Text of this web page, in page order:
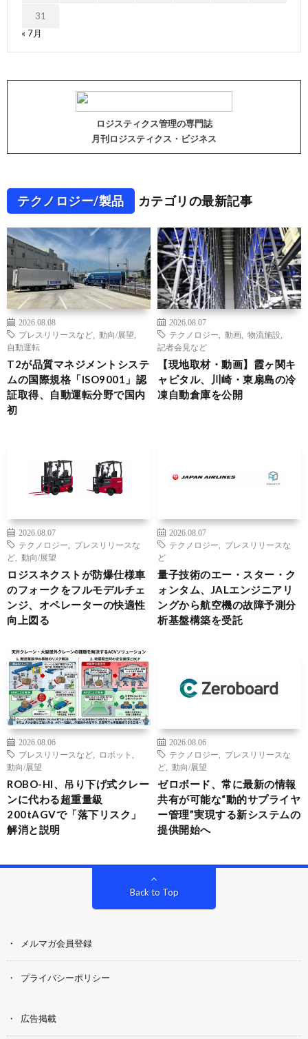
31
« 7月
ロジスティクス管理の専門誌
月刊ロジスティクス・ビジネス
テクノロジー/製品 カテゴリの最新記事
2026.08.08
プレスリリースなど
動向/展望
自動運転
T2が品質マネジメントシステ
ムの国際規格「ISO9001」認
証取得、自動運転分野で国内
初
2026.08.07
テクノロジー
動画 物流施設
記者会見など
【現地取材・動画】霞ヶ関キ
ャピタル、川崎・東扇島の冷
凍自動倉庫を公開
2026.08.07
テクノロジー
プレスリリースな
ど
動向/展望
ロジスネクストが防爆仕様車
のフォークをフルモデルチェ
ンジ、オペレーターの快適性
向上図る
2026.08.07
テクノロジー
プレスリリースな
ど
量子技術のエー・スター・ク
ォンタム、JALエンジニアリ
ングから航空機の故障予測分
析基盤構築を受託
2026.08.06
プレスリリースなど
ロボット
動向/展望
ROBO-HI、吊り下げ式クレー
ンに代わる超重量級
200tAGVで「落下リスク」
解消と説明
2026.08.06
テクノロジー
プレスリリースな
ど
動向/展望
ゼロボード、常に最新の情報
共有が可能な“動的サプライヤ
ー管理”実現する新システムの
提供開始へ
Back to Top
メルマガ会員登録
プライバシーポリシー
広告掲載